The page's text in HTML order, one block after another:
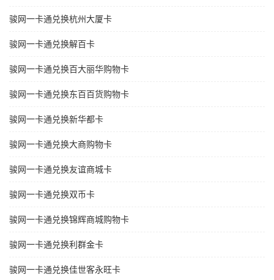
骏网一卡通兑换杭州大厦卡
骏网一卡通兑换解百卡
骏网一卡通兑换百大丽华购物卡
骏网一卡通兑换东百百货购物卡
骏网一卡通兑换新华都卡
骏网一卡通兑换大商购物卡
骏网一卡通兑换友谊商城卡
骏网一卡通兑换双币卡
骏网一卡通兑换锦辉商城购物卡
骏网一卡通兑换利群金卡
骏网一卡通兑换佳世客永旺卡